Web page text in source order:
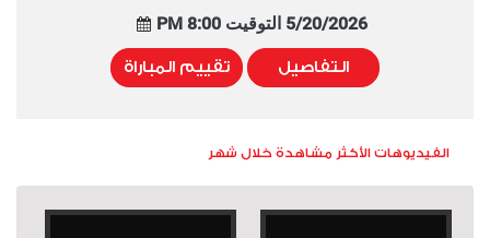
5/20/2026 التوقيت 8:00 PM
التفاصيل تقييم المباراة
الفيديوهات الأكثر مشاهدة خلال شهر